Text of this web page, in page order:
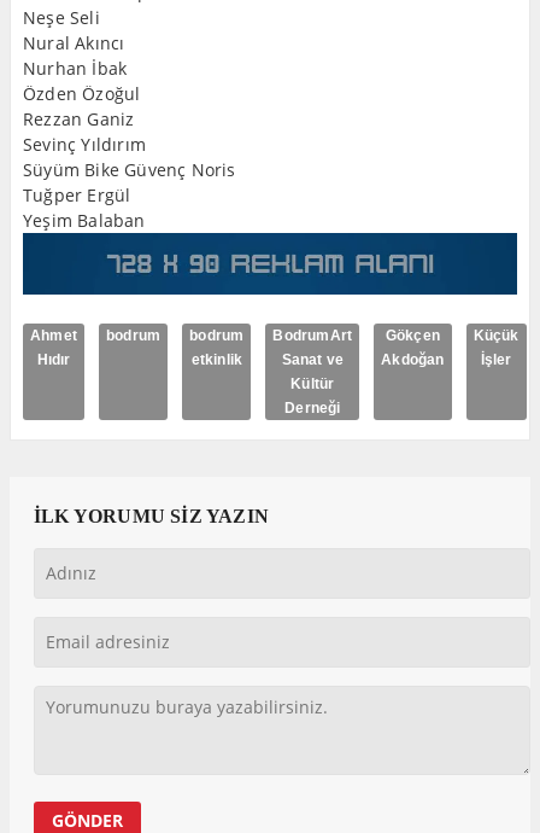
Neşe Seli
Nural Akıncı
Nurhan İbak
Özden Özoğul
Rezzan Ganiz
Sevinç Yıldırım
Süyüm Bike Güvenç Noris
Tuğper Ergül
Yeşim Balaban
Ahmet
Hıdır
bodrum
bodrum
etkinlik
BodrumArt
Sanat ve
Kültür
Derneği
Gökçen
Akdoğan
Küçük
İşler
İLK YORUMU SİZ YAZIN